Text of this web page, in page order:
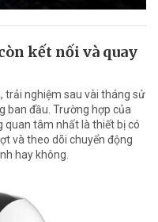
kết nối và quay
trải nghiệm sau vài tháng sử
ban đầu. Trường hợp của
quan tâm nhất là thiết bị có
và theo dõi chuyển động
hay không.